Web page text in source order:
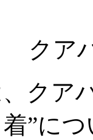
クア
クア
着”に